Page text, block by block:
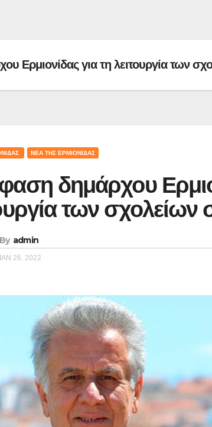
Ερμιονίδας για τη λειτουργία των
ΝΈΑ ΤΗΣ ΕΡΜΙΟΝΊΔΑΣ
δημάρχου
λειτουργία των
By admin
ΙΑΝ 26, 2022